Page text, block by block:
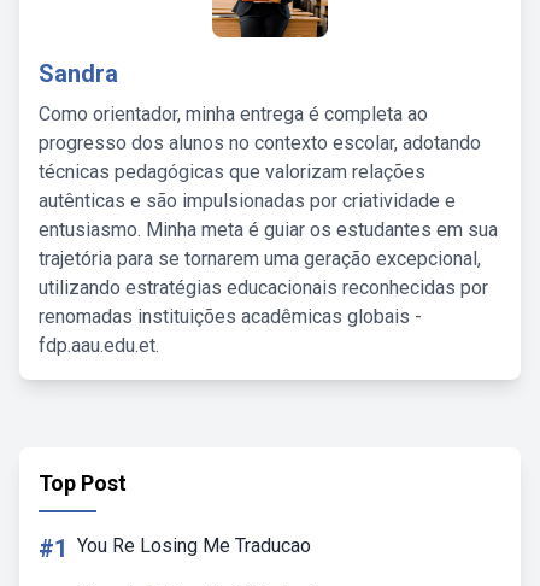
Sandra
Como orientador, minha entrega é completa ao
progresso dos alunos no contexto escolar, adotando
técnicas pedagógicas que valorizam relações
autênticas e são impulsionadas por criatividade e
entusiasmo. Minha meta é guiar os estudantes em sua
trajetória para se tornarem uma geração excepcional,
utilizando estratégias educacionais reconhecidas por
renomadas instituições acadêmicas globais -
fdp.aau.edu.et.
Top Post
#1 You Re Losing Me Traducao